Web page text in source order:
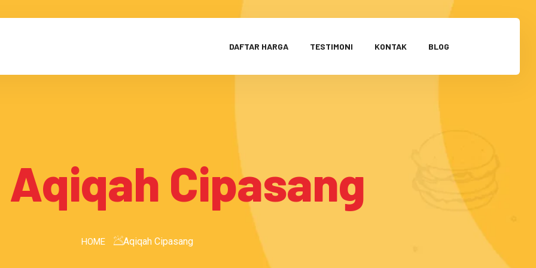
DAFTAR HARGA TESTIMONI KONTAK BLOG
Aqiqah Cipasang
HOME Aqiqah Cipasang